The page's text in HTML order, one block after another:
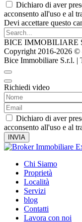
Dichiaro di aver
acconsento all'uso e al
Devi accettare questo
BICE IMMOBILIARE
Copyright 2016-2026 ©️
Bice Immobiliare S.r.l. |
Richiedi video
Dichiaro di aver
acconsento all'uso e al
Chi Siamo
Proprietà
Località
Servizi
blog
Contatti
Lavora con noi